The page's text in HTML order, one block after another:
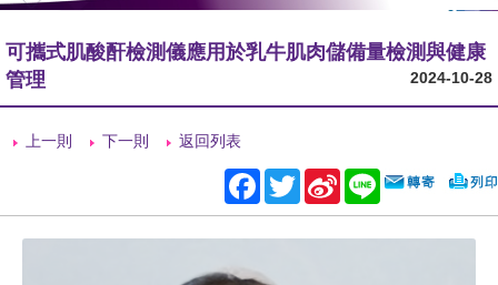
可攜式肌酸酐檢測儀應用於乳牛肌肉儲備量檢測與健康
管理
2024-10-28
上一則 下一則 返回列表
Facebook
TwitterSina
Weibo
Line